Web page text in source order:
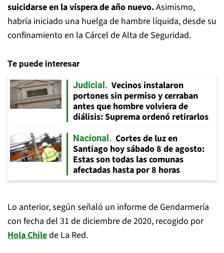
suicidarse en la víspera de año nuevo.Asimismo,
habría iniciado una huelga de hambre líquida, desde su
confinamiento en la Cárcel de Alta de Seguridad.
Te puede interesar
Judicial
Vecinos instalaron
portones sin permiso y cerraban
antes que hombre volviera de
diálisis: Suprema ordenó retirarlos
Nacional
Cortes de luz en
Santiago hoy sábado 8 de agosto:
Estas son todas las comunas
afectadas hasta por 8 horas
Lo anterior, según señaló un informe de Gendarmería
con fecha del 31 de diciembre de 2020, recogido por
Hola Chilede La Red.